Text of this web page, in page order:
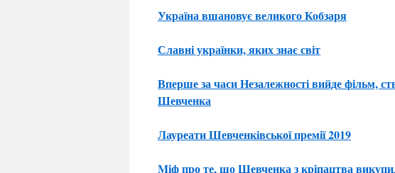
Україна вшановує великого Кобзаря
Славні українки, яких знає світ
Вперше за часи Незалежності вийде фільм,
Шевченка
Лауреати Шевченківської премії 2019
Mіф про те, що Шевченка з кріпацтва